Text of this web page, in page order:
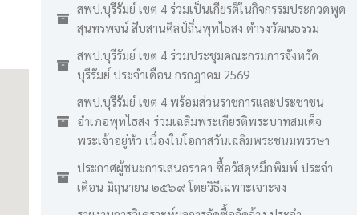
สพป.บุรีรัมย์ เขต 4 ร่วมเป็นเกียรติในกิจกรรมประกวดพูด
สุนทรพจน์ สืบสานศิลป์ถิ่นพุทไธสง ดำรงวัฒนธรรม
สพป.บุรีรัมย์ เขต 4 ร่วมประชุมคณะกรมการจังหวัด
บุรีรัมย์ ประจำเดือน กรกฎาคม 2569
สพป.บุรีรัมย์ เขต 4 พร้อมส่วนราชการและประชาชน
อำเภอพุทไธสง ร่วมเฉลิมพระเกียรติพระบาทสมเด็จ
พระเจ้าอยู่หัว เนื่องในโอกาสวันเฉลิมพระชนมพรรษา
ประกาศผู้ชนะการเสนอราคา ซื้อวัสดุหมึกพิมพ์ ประจำ
เดือน มิถุนายน ๒๕๖๙ โดยวิธีเฉพาะเจาะจง